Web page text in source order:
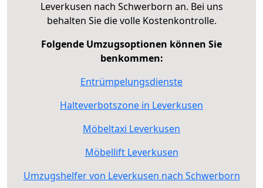
Leverkusen nach Schwerborn an. Bei uns
behalten Sie die volle Kostenkontrolle.
Folgende Umzugsoptionen können Sie
benkommen:
Entrümpelungsdienste
Halteverbotszone in Leverkusen
Möbeltaxi Leverkusen
Möbellift Leverkusen
Umzugshelfer von Leverkusen nach Schwerborn